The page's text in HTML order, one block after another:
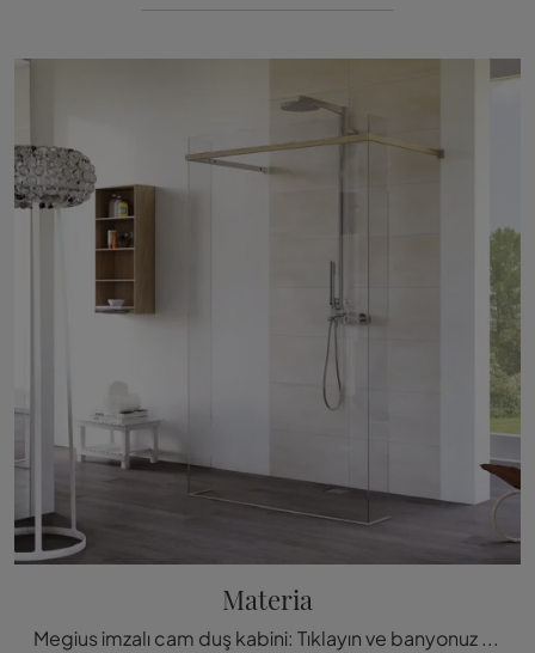
Materia
Megius imzalı cam duş kabini: Tıklayın ve banyonuz için Materia tasarımı banyo mobilyalar